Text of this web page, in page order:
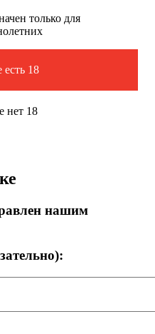
только для
18
нет 18
нашим